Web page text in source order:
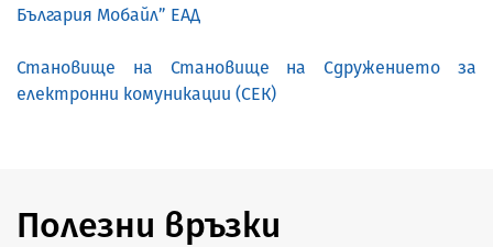
България Мобайл” ЕАД
Становище на Становище на Сдружението за
електронни комуникации (СЕК)
Полезни връзки